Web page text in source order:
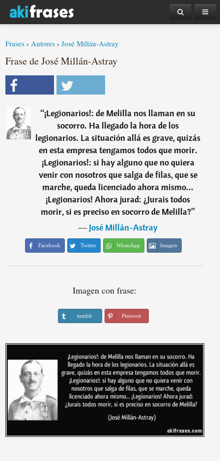
Frases ›Autores ›José Millán-Astray
Frase de José Millán-Astray
“¡Legionarios!: de Melilla nos llaman en su
socorro. Ha llegado la hora de los
legionarios. La situación allá es grave, quizás
en esta empresa tengamos todos que morir.
¡Legionarios!: si hay alguno que no quiera
venir con nosotros que salga de filas, que se
marche, queda licenciado ahora mismo...
¡Legionarios! Ahora jurad: ¿Jurais todos
morir, si es preciso en socorro de Melilla?”
―José Millán-Astray
Facebook Twitter WhatsApp Imagen
Imagen con frase:
tumblr Pinterest